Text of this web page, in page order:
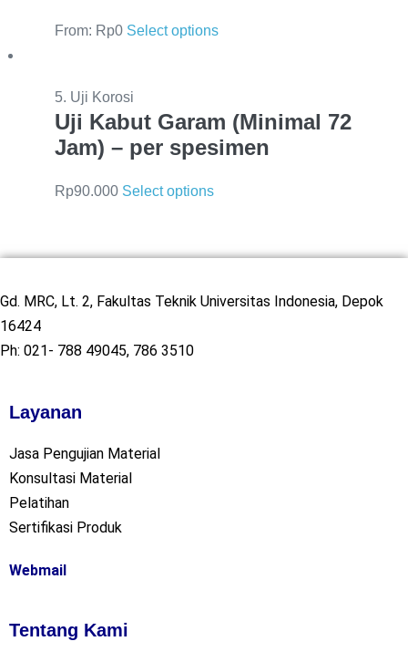
From: Rp0 Select options
5. Uji Korosi
Uji Kabut Garam (Minimal 72
Jam) – per spesimen
Rp90.000 Select options
Gd. MRC, Lt. 2, Fakultas Teknik Universitas Indonesia, Depok
16424
Ph: 021- 788 49045, 786 3510
Layanan
Jasa Pengujian Material
Konsultasi Material
Pelatihan
Sertifikasi Produk
Webmail
Tentang Kami